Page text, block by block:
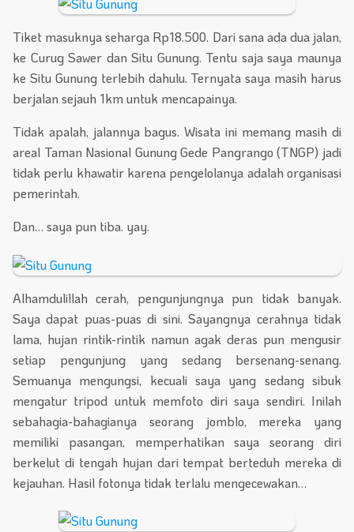
Tiket masuknya seharga Rp18.500. Dari sana ada dua jalan,
ke Curug Sawer dan Situ Gunung. Tentu saja saya maunya
ke Situ Gunung terlebih dahulu. Ternyata saya masih harus
berjalan sejauh 1km untuk mencapainya.
Tidak apalah, jalannya bagus. Wisata ini memang masih di
areal Taman Nasional Gunung Gede Pangrango (TNGP) jadi
tidak perlu khawatir karena pengelolanya adalah organisasi
pemerintah.
Dan… saya pun tiba. yay.
Alhamdulillah cerah, pengunjungnya pun tidak banyak.
Saya dapat puas-puas di sini. Sayangnya cerahnya tidak
lama, hujan rintik-rintik namun agak deras pun mengusir
setiap pengunjung yang sedang bersenang-senang.
Semuanya mengungsi, kecuali saya yang sedang sibuk
mengatur tripod untuk memfoto diri saya sendiri. Inilah
sebahagia-bahagianya seorang jomblo, mereka yang
memiliki pasangan, memperhatikan saya seorang diri
berkelut di tengah hujan dari tempat berteduh mereka di
kejauhan. Hasil fotonya tidak terlalu mengecewakan…